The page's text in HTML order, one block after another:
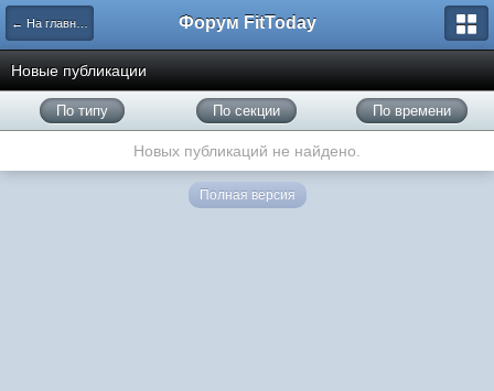
← На главную Форум FitToday
Новые публикации
По типу По секции По времени
Новых публикаций не найдено.
Полная версия